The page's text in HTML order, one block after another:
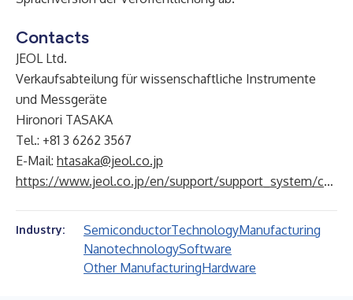
Contacts
JEOL Ltd.
Verkaufsabteilung für wissenschaftliche Instrumente
und Messgeräte
Hironori TASAKA
Tel.: +81 3 6262 3567
E-Mail: htasaka@jeol.co.jp
https://www.jeol.co.jp/en/support/support_system/contact_products.html
Industry: SemiconductorTechnologyManufacturing
NanotechnologySoftware
Other ManufacturingHardware